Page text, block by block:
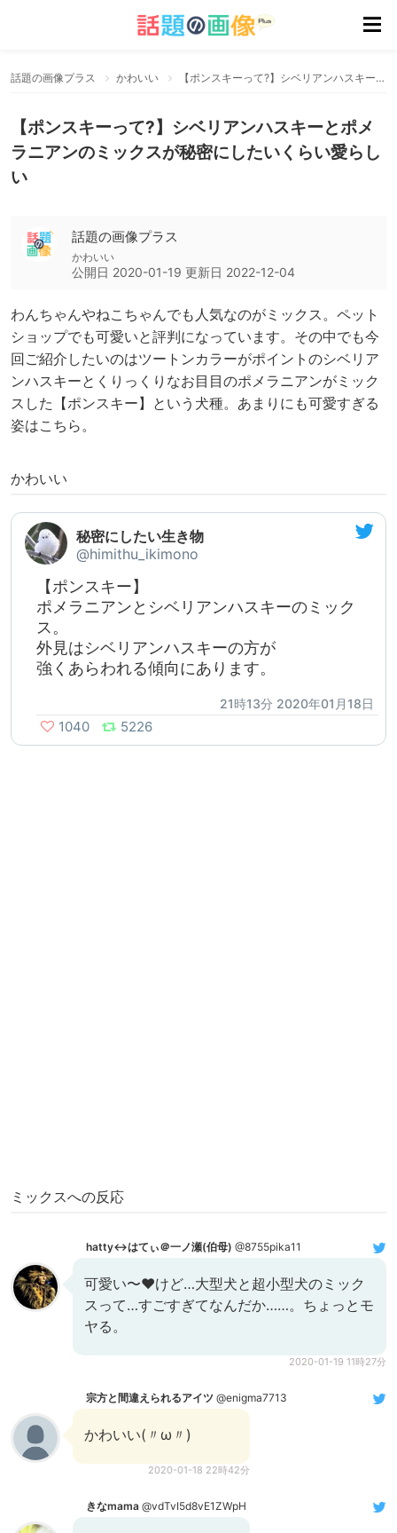
話題の画像プラス かわいい 【ポンスキーって?】シベリアンハスキーとポメラニアンのミックスが秘密にしたいくらい愛らしい
【ポンスキーって?】シベリアンハスキーとポメ
ラニアンのミックスが秘密にしたいくらい愛らし
い
話題の画像プラス
かわいい
公開日 2020-01-19 更新日 2022-12-04
わんちゃんやねこちゃんでも人気なのがミックス。ペット
ショップでも可愛いと評判になっています。その中でも今
回ご紹介したいのはツートンカラーがポイントのシベリア
ンハスキーとくりっくりなお目目のポメラニアンがミック
スした【ポンスキー】という犬種。あまりにも可愛すぎる
姿はこちら。
かわいい
秘密にしたい生き物
@himithu_ikimono
【ポンスキー】
ポメラニアンとシベリアンハスキーのミック
ス。
外見はシベリアンハスキーの方が
強くあらわれる傾向にあります。
21時13分 2020年01月18日
1040 5226
ミックスへの反応
hatty↔はてぃ＠一ノ瀬(伯母) @8755pika11
可愛い〜❤けど…大型犬と超小型犬のミック
スって…すごすぎてなんだか……。ちょっとモ
ヤる。
2020-01-19 11時27分
宗方と間違えられるアイツ @enigma7713
かわいい(〃ω〃)
2020-01-18 22時42分
きなmama @vdTvI5d8vE1ZWpH